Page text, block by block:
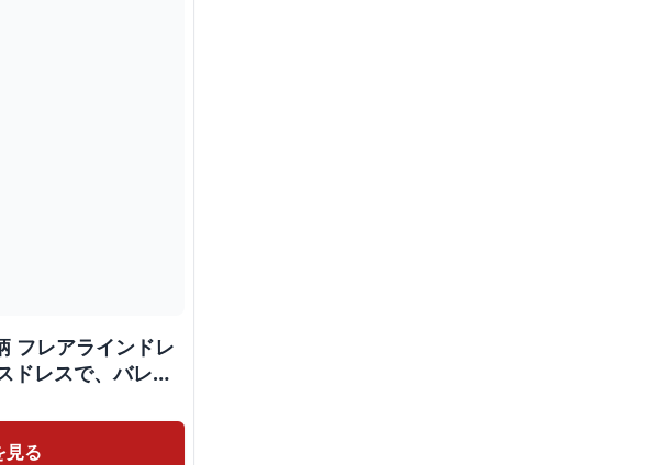
フレアラインドレ
ドレスで、バレエ
見る